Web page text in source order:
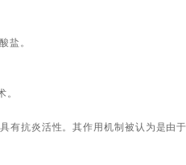
盐。
。
有抗炎活性。其作用机制被认为是由